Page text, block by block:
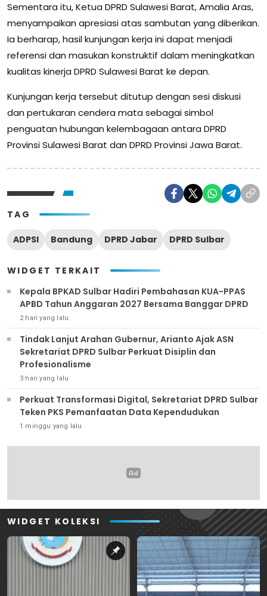
Sementara itu, Ketua DPRD Sulawesi Barat, Amalia Aras,
menyampaikan apresiasi atas sambutan yang diberikan.
Ia berharap, hasil kunjungan kerja ini dapat menjadi
referensi dan masukan konstruktif dalam meningkatkan
kualitas kinerja DPRD Sulawesi Barat ke depan.
Kunjungan kerja tersebut ditutup dengan sesi diskusi
dan pertukaran cendera mata sebagai simbol
penguatan hubungan kelembagaan antara DPRD
Provinsi Sulawesi Barat dan DPRD Provinsi Jawa Barat.
TAG
ADPSI Bandung DPRD Jabar DPRD Sulbar
WIDGET TERKAIT
Kepala BPKAD Sulbar Hadiri Pembahasan KUA-PPAS
APBD Tahun Anggaran 2027 Bersama Banggar DPRD
2 hari yang lalu
Tindak Lanjut Arahan Gubernur, Arianto Ajak ASN
Sekretariat DPRD Sulbar Perkuat Disiplin dan
Profesionalisme
3 hari yang lalu
Perkuat Transformasi Digital, Sekretariat DPRD Sulbar
Teken PKS Pemanfaatan Data Kependudukan
1 minggu yang lalu
WIDGET KOLEKSI